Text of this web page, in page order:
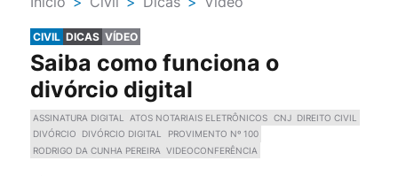
CIVIL DICAS VÍDEO
Saiba como funciona o
divórcio digital
ASSINATURA DIGITAL ATOS NOTARIAIS ELETRÔNICOS CNJ
DIREITO CIVIL
DIVÓRCIO
DIVÓRCIO DIGITAL
PROVIMENTO Nº 100
RODRIGO DA CUNHA PEREIRA VIDEOCONFERÊNCIA